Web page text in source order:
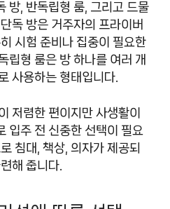
방, 반독립형 룸, 그리고 드물
독 방은 거주자의 프라이버
시험 준비나 집중이 필요한
립형 룸은 방 하나를 여러 개
사용하는 형태입니다.
저렴한 편이지만 사생활이
입주 전 신중한 선택이 필요
침대, 책상, 의자가 제공되
해 줍니다.